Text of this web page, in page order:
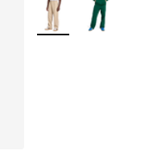
Weitere Farben